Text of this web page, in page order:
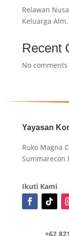
Relawan
Keluarga
Recent
No
Yayasan
Ruko Magna
Summarecon
Ikuti Kami
+62